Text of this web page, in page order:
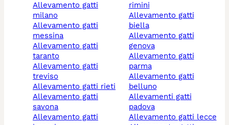
allevamento gatti
milano
allevamento gatti
messina
allevamento gatti
taranto
allevamento gatti
treviso
allevamento gatti rieti
allevamento gatti
savona
allevamento gatti
rimini
allevamento gatti
biella
allevamento gatti
genova
allevamento gatti
parma
allevamento gatti
belluno
allevamenti gatti
padova
allevamento gatti lecce